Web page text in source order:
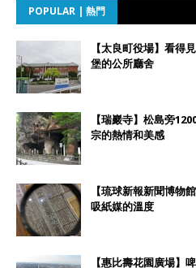
POPULAR | 熱門
【太良町役場】看
堡的公所廳舍
【瑞巖寺】松島旁
宗的熱情和美感
【琉球新報新聞博
吸紙媒的溫度
【惠比壽花園廣場】